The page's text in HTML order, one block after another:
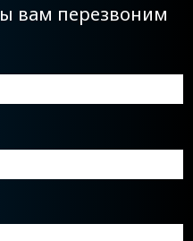
вам перезвоним